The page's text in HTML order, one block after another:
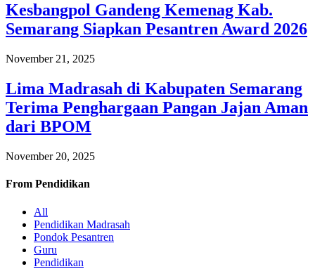
Kesbangpol Gandeng Kemenag Kab.
Semarang Siapkan Pesantren Award 2026
November 21, 2025
Lima Madrasah di Kabupaten Semarang
Terima Penghargaan Pangan Jajan Aman
dari BPOM
November 20, 2025
From Pendidikan
All
Pendidikan Madrasah
Pondok Pesantren
Guru
Pendidikan